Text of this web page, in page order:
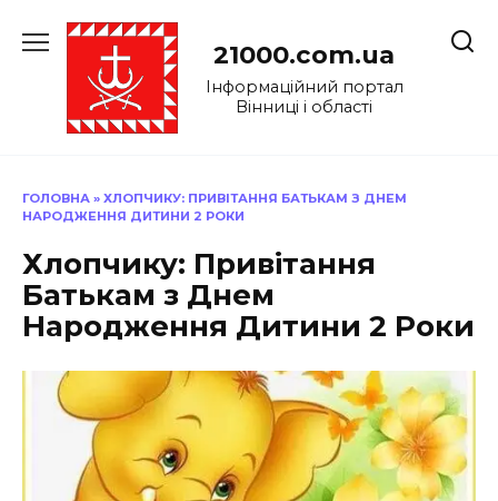
до
21000.com.ua
Інформаційний портал
Вінниці і області
ГОЛОВНА » ХЛОПЧИКУ: ПРИВІТАННЯ БАТЬКАМ З ДНЕМ
НАРОДЖЕННЯ ДИТИНИ 2 РОКИ
Хлопчику: Привітання
Батькам з Днем
Народження Дитини 2 Роки